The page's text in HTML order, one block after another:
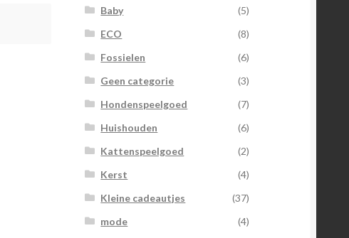
Baby
(5)
ECO
(8)
Fossielen
(6)
Geen categorie
(3)
Hondenspeelgoed
(7)
Huishouden
(6)
Kattenspeelgoed
(2)
Kerst
(4)
Kleine cadeautjes
(37)
mode
(4)